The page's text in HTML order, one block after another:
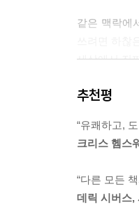
우리는 항상
난 매번 틀렸
정이다. 우
겼다. 난 살
----본문 중에서
같은 맥락에
세상에서 진
그렇다면 신
진짜 중요
바로 신경 끄
인생의 목표
미국에서 가
추천평
“유쾌하고,
크리스 헴스
“다른 모든
데릭 시버스,